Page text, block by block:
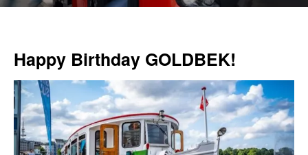
Happy Birthday GOLDBEK!